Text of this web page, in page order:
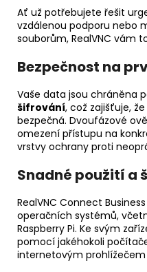
Ať už potřebujete řešit
vzdálenou podporu nebo
souborům, RealVNC vám
Bezpečnost na
Vaše data jsou chráněna
šifrování, což zajišťuje,
bezpečná. Dvoufázové
omezení přístupu na
vrstvy ochrany proti
Snadné použití
RealVNC Connect
operačních systémů,
Raspberry Pi. Ke svým
pomocí jakéhokoli
internetovým prohlížečem